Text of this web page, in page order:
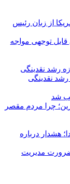
قابل توجهی مواجه
رشد نقدینگی
چرا مردم مقصر
بنزین؛ ضرورت مدیریت